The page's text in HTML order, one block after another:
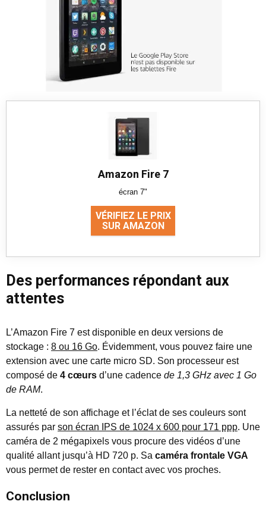
Amazon Fire 7
écran 7"
VÉRIFIEZ LE PRIX
SUR AMAZON
Des performances répondant aux
attentes
L’Amazon Fire 7 est disponible en deux versions de
stockage : 8 ou 16 Go. Évidemment, vous pouvez faire une
extension avec une carte micro SD. Son processeur est
composé de 4 cœurs d’une cadence de 1,3 GHz avec 1 Go
de RAM.
La netteté de son affichage et l’éclat de ses couleurs sont
assurés par son écran IPS de 1024 x 600 pour 171 ppp. Une
caméra de 2 mégapixels vous procure des vidéos d’une
qualité allant jusqu’à HD 720 p. Sa caméra frontale VGA
vous permet de rester en contact avec vos proches.
Conclusion